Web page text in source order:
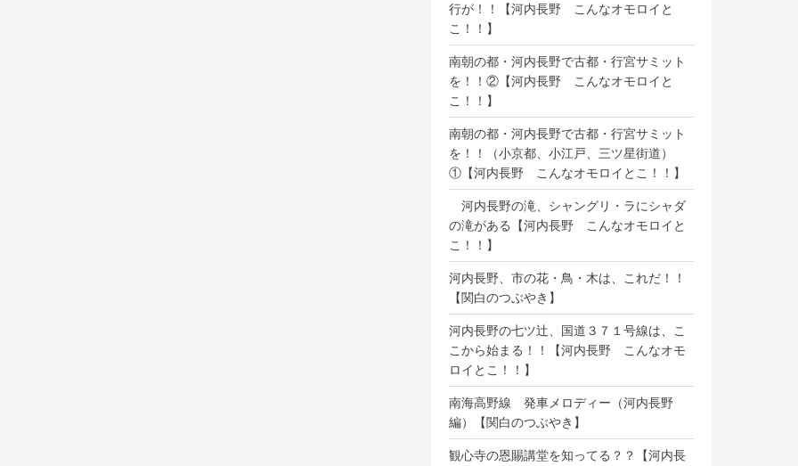
行が！！【河内長野 こんなオモロイと
こ！！】
南朝の都・河内長野で古都・行宮サミット
を！！②【河内長野 こんなオモロイと
こ！！】
南朝の都・河内長野で古都・行宮サミット
を！！（小京都、小江戸、三ツ星街道）
①【河内長野 こんなオモロイとこ！！】
河内長野の滝、シャングリ・ラにシャダ
の滝がある【河内長野 こんなオモロイと
こ！！】
河内長野、市の花・鳥・木は、これだ！！
【関白のつぶやき】
河内長野の七ツ辻、国道３７１号線は、こ
こから始まる！！【河内長野 こんなオモ
ロイとこ！！】
南海高野線 発車メロディー（河内長野
編）【関白のつぶやき】
観心寺の恩賜講堂を知ってる？？【河内長